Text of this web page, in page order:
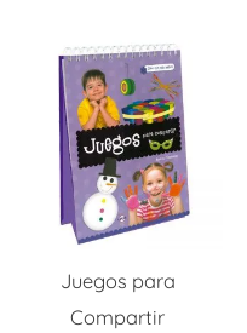
Juegos para
Compartir